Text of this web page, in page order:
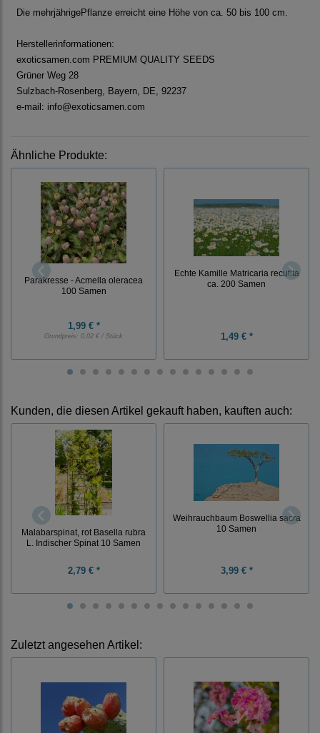
Die mehrjährigePflanze erreicht eine Höhe von ca. 50 bis 100 cm.
Herstellerinformationen:
exoticsamen.com PREMIUM QUALITY SEEDS
Grüner Weg 28
Sulzbach-Rosenberg, Bayern, DE, 92237
e-mail: info@exoticsamen.com
Ähnliche Produkte:
Parakresse - Acmella oleracea
100 Samen
1,99 € *
Grundpreis: 0,02 € / Stück
Echte Kamille Matricaria recutita
ca. 200 Samen
1,49 € *
Kunden, die diesen Artikel gekauft haben, kauften auch:
Malabarspinat, rot Basella rubra
L. Indischer Spinat 10 Samen
2,79 € *
Weihrauchbaum Boswellia sacra
10 Samen
3,99 € *
Zuletzt angesehen Artikel: